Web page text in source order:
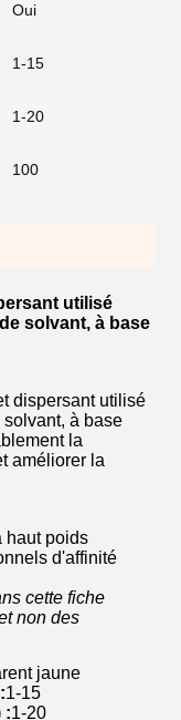
Oui
1-15
1-20
100
utilisé
solvant, à base
dispersant utilisé
à base
la
améliorer la
haut poids
d'affinité
cette fiche
non des
jaune
1-15
:1-20